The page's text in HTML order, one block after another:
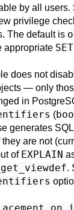
by all
privilege
The default is
appropriate SET
does not
— only
in
(
generates
are not
of EXPLAIN
.